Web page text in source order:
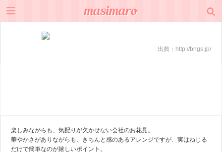
出典： http://bngs.jp/
楽しみながらも、気配りが欠かせない会社のお花見。
華やかさがありながらも、きちんと感のあるアレンジですが、実はねじる
だけで簡単なのが嬉しいポイント。